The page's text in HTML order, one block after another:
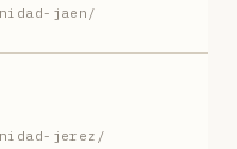
jaen/
jerez/